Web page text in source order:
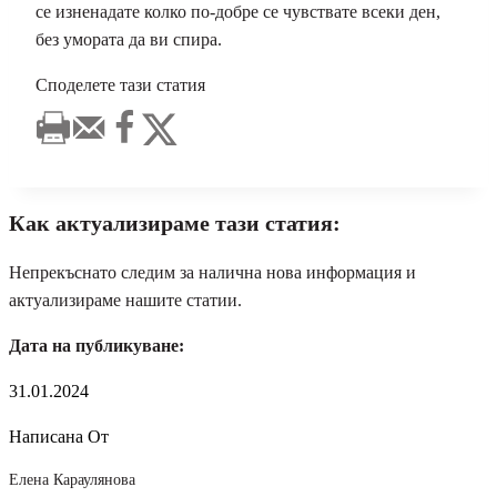
се изненадате колко по-добре се чувствате всеки ден,
без умората да ви спира.
Споделете тази статия
Как актуализираме тази статия:
Непрекъснато следим за налична нова информация и
актуализираме нашите статии.
Дата на публикуване:
31.01.2024
Написана От
Елена Караулянова